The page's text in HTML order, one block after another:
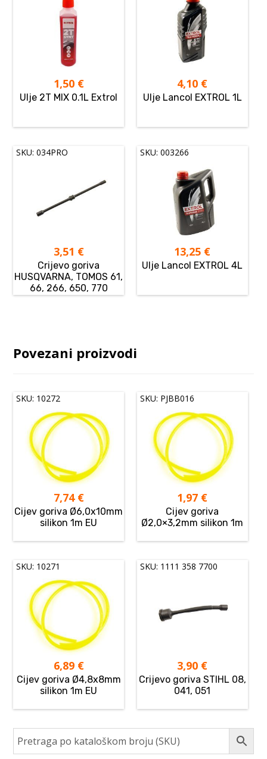
1,50 €
Ulje 2T MIX 0.1L Extrol
4,10 €
Ulje Lancol EXTROL 1L
SKU: 034PRO
3,51 €
Crijevo goriva
HUSQVARNA, TOMOS 61,
66, 266, 650, 770
SKU: 003266
13,25 €
Ulje Lancol EXTROL 4L
Povezani proizvodi
SKU: 10272
7,74 €
Cijev goriva Ø6,0x10mm
silikon 1m EU
SKU: PJBB016
1,97 €
Cijev goriva
Ø2,0×3,2mm silikon 1m
SKU: 10271
6,89 €
Cijev goriva Ø4,8x8mm
silikon 1m EU
SKU: 1111 358 7700
3,90 €
Crijevo goriva STIHL 08,
041, 051